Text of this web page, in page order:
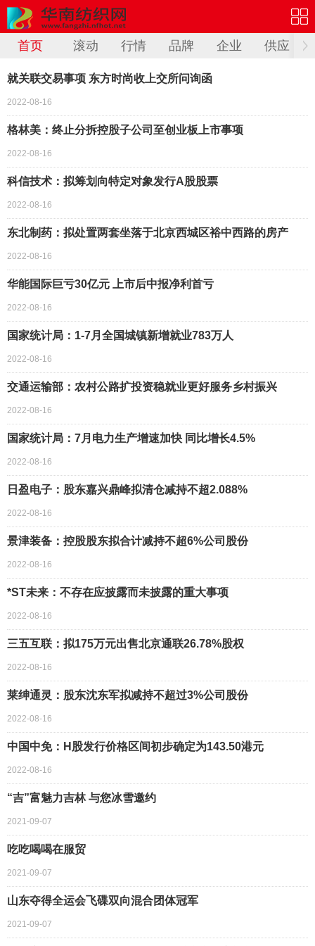
首页 滚动 行情 品牌 企业 供应
就关联交易事项 东方时尚收上交所问询函
2022-08-16
格林美：终止分拆控股子公司至创业板上市事项
2022-08-16
科信技术：拟筹划向特定对象发行A股股票
2022-08-16
东北制药：拟处置两套坐落于北京西城区裕中西路的房产
2022-08-16
华能国际巨亏30亿元 上市后中报净利首亏
2022-08-16
国家统计局：1-7月全国城镇新增就业783万人
2022-08-16
交通运输部：农村公路扩投资稳就业更好服务乡村振兴
2022-08-16
国家统计局：7月电力生产增速加快 同比增长4.5%
2022-08-16
日盈电子：股东嘉兴鼎峰拟清仓减持不超2.088%
2022-08-16
景津装备：控股股东拟合计减持不超6%公司股份
2022-08-16
*ST未来：不存在应披露而未披露的重大事项
2022-08-16
三五互联：拟175万元出售北京通联26.78%股权
2022-08-16
莱绅通灵：股东沈东军拟减持不超过3%公司股份
2022-08-16
中国中免：H股发行价格区间初步确定为143.50港元
2022-08-16
“吉”富魅力吉林 与您冰雪邀约
2021-09-07
吃吃喝喝在服贸
2021-09-07
山东夺得全运会飞碟双向混合团体冠军
2021-09-07